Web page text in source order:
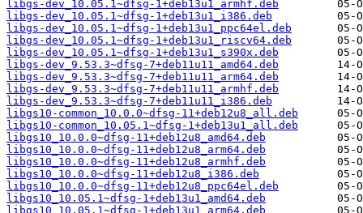
libgs-dev_10.05.1~dfsg-1+deb13u1_armhf.deb
libgs-dev_10.05.1~dfsg-1+deb13u1_i386.deb
libgs-dev_10.05.1~dfsg-1+deb13u1_ppc64el.deb
libgs-dev_10.05.1~dfsg-1+deb13u1_riscv64.deb
libgs-dev_10.05.1~dfsg-1+deb13u1_s390x.deb
libgs-dev_9.53.3~dfsg-7+deb11u11_amd64.deb
libgs-dev_9.53.3~dfsg-7+deb11u11_arm64.deb
libgs-dev_9.53.3~dfsg-7+deb11u11_armhf.deb
libgs-dev_9.53.3~dfsg-7+deb11u11_i386.deb
libgs10-common_10.0.0~dfsg-11+deb12u8_all.deb
libgs10-common_10.05.1~dfsg-1+deb13u1_all.deb
libgs10_10.0.0~dfsg-11+deb12u8_amd64.deb
libgs10_10.0.0~dfsg-11+deb12u8_arm64.deb
libgs10_10.0.0~dfsg-11+deb12u8_armhf.deb
libgs10_10.0.0~dfsg-11+deb12u8_i386.deb
libgs10_10.0.0~dfsg-11+deb12u8_ppc64el.deb
libgs10_10.05.1~dfsg-1+deb13u1_amd64.deb
libgs10_10.05.1~dfsg-1+deb13u1_arm64.deb